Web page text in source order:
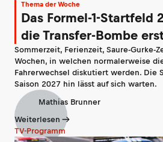
Thema der Woche
Das Formel-1-Startfeld
die Transfer-Bombe
Sommerzeit, Ferienzeit, Saure-Gurke-
Wochen, in welchen normalerweise
Fahrerwechsel diskutiert werden. Die
Saison 2027 hin lässt auf sich warten.
Mathias Brunner
Weiterlesen
TV-Programm